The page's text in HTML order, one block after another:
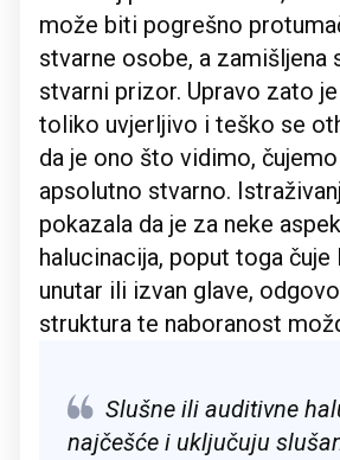
može biti pogrešno
stvarne osobe, a zamišljena
stvarni prizor. Upravo zato
toliko uvjerljivo i teško se
da je ono što vidimo,
apsolutno stvarno.
pokazala da je za neke
halucinacija, poput toga čuje
unutar ili izvan glave,
struktura te naboranost
Slušne ili auditivne
najčešće i uključuju